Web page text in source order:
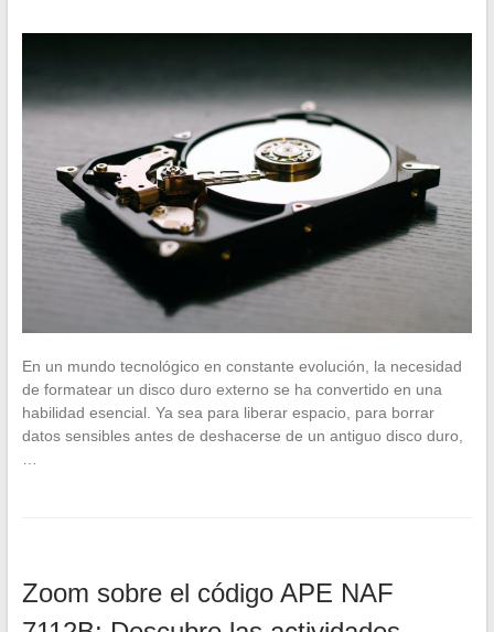
En un mundo tecnológico en constante evolución, la necesidad
de formatear un disco duro externo se ha convertido en una
habilidad esencial. Ya sea para liberar espacio, para borrar
datos sensibles antes de deshacerse de un antiguo disco duro,
Zoom sobre el código APE NAF